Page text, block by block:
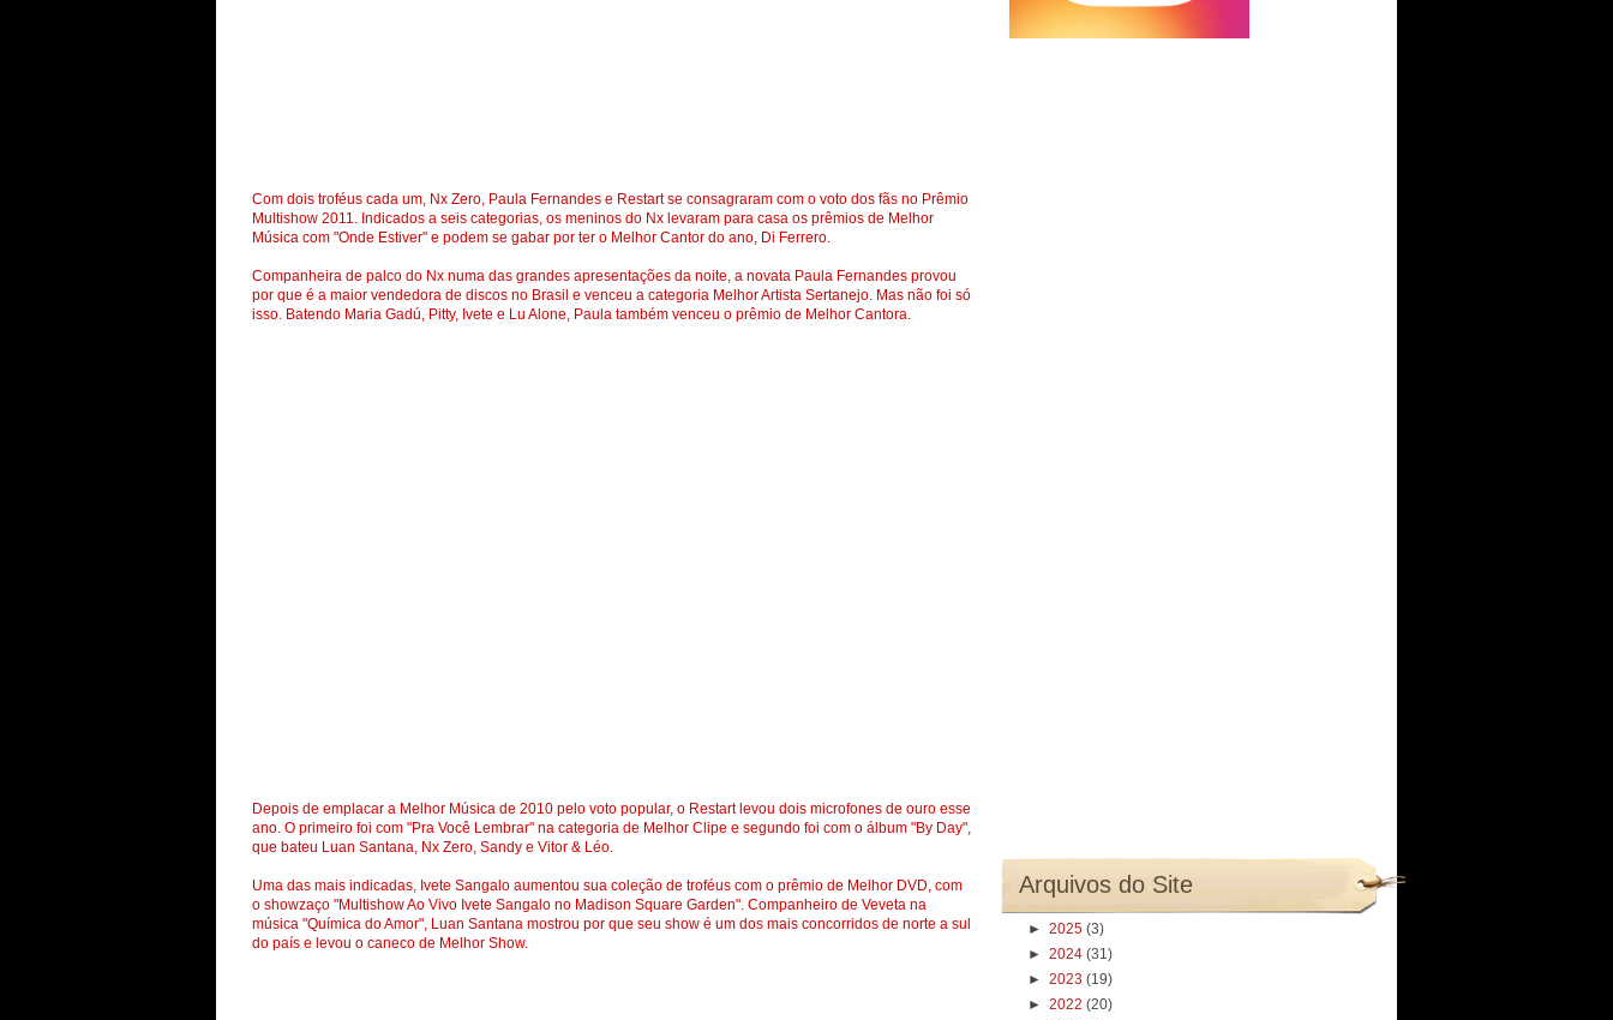
Com dois troféus cada um, Nx Zero, Paula Fernandes e Restart se consagraram com o voto dos fãs no Prêmio
Multishow 2011. Indicados a seis categorias, os meninos do Nx levaram para casa os prêmios de Melhor
Música com "Onde Estiver" e podem se gabar por ter o Melhor Cantor do ano, Di Ferrero.
Companheira de palco do Nx numa das grandes apresentações da noite, a novata Paula Fernandes provou
por que é a maior vendedora de discos no Brasil e venceu a categoria Melhor Artista Sertanejo. Mas não foi só
isso. Batendo Maria Gadú, Pitty, Ivete e Lu Alone, Paula também venceu o prêmio de Melhor Cantora.
Depois de emplacar a Melhor Música de 2010 pelo voto popular, o Restart levou dois microfones de ouro esse
ano. O primeiro foi com "Pra Você Lembrar" na categoria de Melhor Clipe e segundo foi com o álbum "By Day",
que bateu Luan Santana, Nx Zero, Sandy e Vitor & Léo.
Uma das mais indicadas, Ivete Sangalo aumentou sua coleção de troféus com o prêmio de Melhor DVD, com
o showzaço "Multishow Ao Vivo Ivete Sangalo no Madison Square Garden". Companheiro de Veveta na
música "Química do Amor", Luan Santana mostrou por que seu show é um dos mais concorridos de norte a sul
do país e levou o caneco de Melhor Show.
Arquivos do Site
► 2025 (3)
► 2024 (31)
► 2023 (19)
► 2022 (20)